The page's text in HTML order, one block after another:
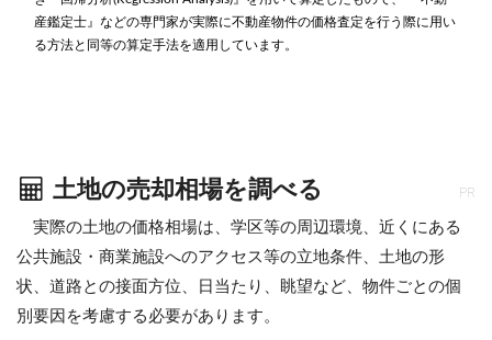
産鑑定士』などの専門家が実際に不動産物件の価格査定を行う際に用い
る方法と同等の算定手法を適用しています。
土地の売却相場を調べる PR
実際の土地の価格相場は、学区等の周辺環境、近くにある
公共施設・商業施設へのアクセス等の立地条件、土地の形
状、道路との接面方位、日当たり、眺望など、物件ごとの個
別要因を考慮する必要があります。